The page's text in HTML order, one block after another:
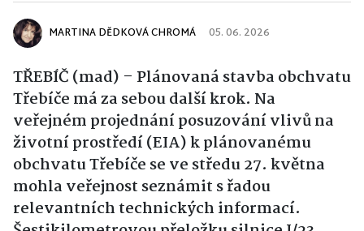
MARTINA DĚDKOVÁ CHROMÁ 05. 06. 2026
TŘEBÍČ (mad) – Plánovaná stavba obchvatu
Třebíče má za sebou další krok. Na
veřejném projednání posuzování vlivů na
životní prostředí (EIA) k plánovanému
obchvatu Třebíče se ve středu 27. května
mohla veřejnost seznámit s řadou
relevantních technických informací.